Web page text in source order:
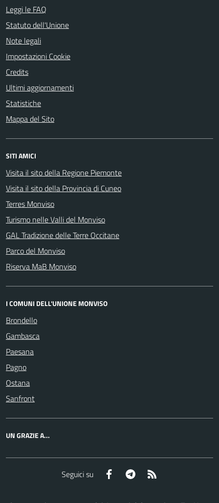
Leggi le FAQ
Statuto dell'Unione
Note legali
Impostazioni Cookie
Credits
Ultimi aggiornamenti
Statistiche
Mappa del Sito
SITI AMICI
Visita il sito della Regione Piemonte
Visita il sito della Provincia di Cuneo
Terres Monviso
Turismo nelle Valli del Monviso
GAL Tradizione delle Terre Occitane
Parco del Monviso
Riserva MaB Monviso
I COMUNI DELL'UNIONE MONVISO
Brondello
Gambasca
Paesana
Pagno
Ostana
Sanfront
UN GRAZIE A...
Seguici su Facebook Telegram